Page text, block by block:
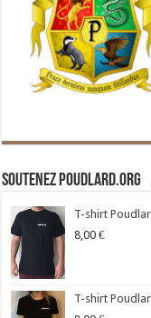
Soutenez Poudlard.org
T-shirt
8,00 €
T-shirt